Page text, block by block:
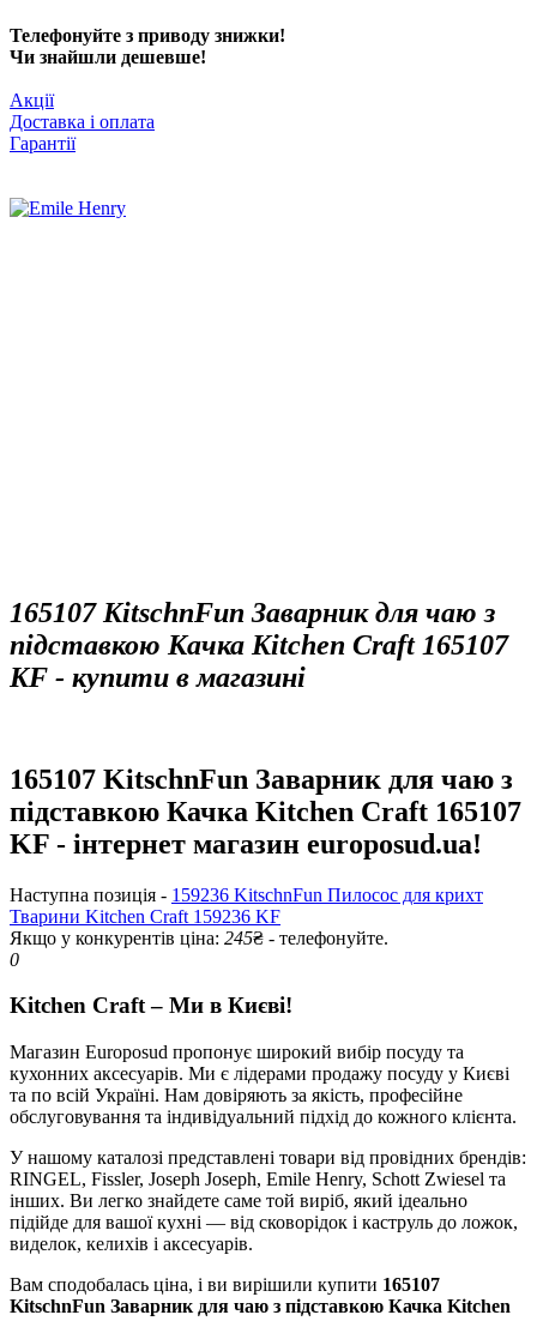
Телефонуйте з приводу знижки!
Чи знайшли дешевше!
Акції
Доставка і оплата
Гарантії
165107 KitschnFun Заварник для чаю з
підставкою Качка Kitchen Craft 165107
KF - купити в магазині
165107 KitschnFun Заварник для чаю з
підставкою Качка Kitchen Craft 165107
KF - інтернет магазин europosud.ua!
Наступна позиція - 159236 KitschnFun Пилосос для крихт
Тварини Kitchen Craft 159236 KF
Якщо у конкурентів ціна: 245₴ - телефонуйте.
0
Kitchen Craft – Ми в Києві!
Магазин Europosud пропонує широкий вибір посуду та
кухонних аксесуарів. Ми є лідерами продажу посуду у Києві
та по всій Україні. Нам довіряють за якість, професійне
обслуговування та індивідуальний підхід до кожного клієнта.
У нашому каталозі представлені товари від провідних брендів:
RINGEL, Fissler, Joseph Joseph, Emile Henry, Schott Zwiesel та
інших. Ви легко знайдете саме той виріб, який ідеально
підійде для вашої кухні — від сковорідок і каструль до ложок,
виделок, келихів і аксесуарів.
Вам сподобалась ціна, і ви вирішили купити 165107
KitschnFun Заварник для чаю з підставкою Качка Kitchen